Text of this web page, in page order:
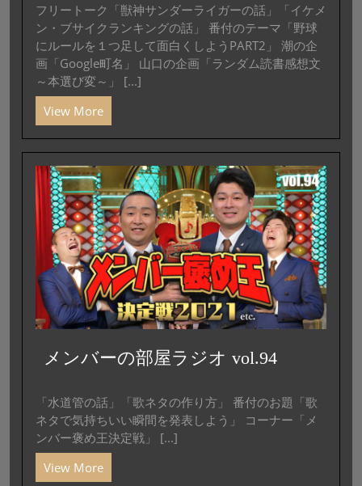
フリートーク「獣神サンダーライガーの話」「イケメ
ン・ブサイクランキングの話」 番付のテーマ「野球
にルールを１つ足して面白くしようPART2」 潮の企
画「Google町名」 山口の企画「ランダム読書感想文
～本選び変～」 [...]
View More
メンバーの部屋ラジオ vol.94
「水道管の話」「歌ネタの作り方」 番付のお題「歌
ネタで気持ちいい瞬間を発表しよう」 コーナー「メ
ンバー褒め王決定戦」 [...]
View More